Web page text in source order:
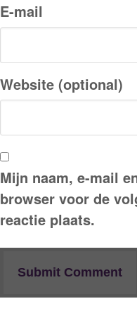
E-mail
Website (optional)
Mijn naam, e-mail
browser voor de
reactie plaats.